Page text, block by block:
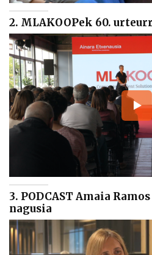
2. MLAKOOPek 60.
3. PODCAST Amaia
nagusia